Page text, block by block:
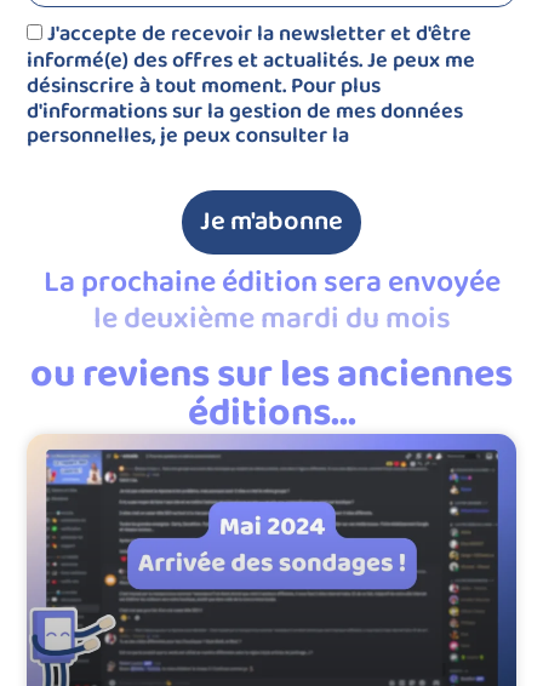
J'accepte de recevoir la newsletter et d'être
informé(e) des offres et actualités. Je peux me
désinscrire à tout moment. Pour plus
d'informations sur la gestion de mes données
personnelles, je peux consulter la
Je m'abonne
La prochaine édition sera envoyée
le deuxième mardi du mois
ou reviens sur les anciennes
éditions...